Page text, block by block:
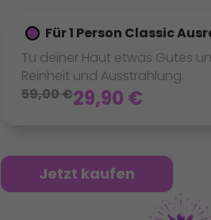
Für 1 Person Classic
Tu deiner Haut etwas Gutes
Reinheit und Ausstrahlung.
59,00€29,90 €
Jetzt kaufen